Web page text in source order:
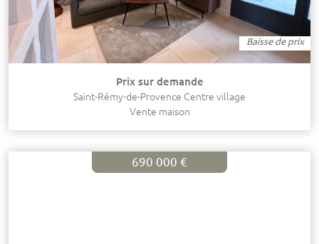
Baisse de prix
Prix sur demande
Saint-Rémy-de-Provence Centre village
Vente maison
690 000 €